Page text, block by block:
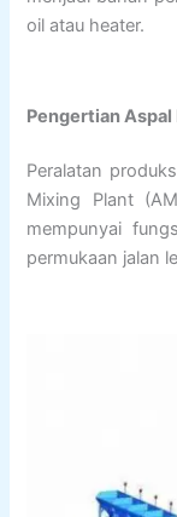
oil atau heater.
Pengertian
Peralatan
Mixing Plant
mempunyai
permukaan jalan